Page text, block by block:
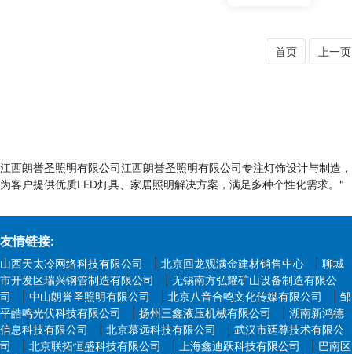
首页 上一页
江西朗誉圣照明有限公司江西朗誉圣照明有限公司专注灯饰设计与制造，
为客户提供优质LED灯具、家居照明解决方案，满足多种个性化需求。"
友情链接:
山西天太冷网络科技有限公司 北京回龙观满金建材销售中心
聊城
市开发区瑞兴钢管制造有限公司
无锡南方弘耀矿山设备制造有限公
司
中山朗誉圣照明有限公司 北京八音合鸣文化传媒有限公司
邹
平皓鸣光伏科技有限公司
扬州三鑫液压机械有限公司
湖南新鸿德
信息科技有限公司
北京慕远科技有限公司
武汉市廷尊技术有限公
司
北京联拓恒盛科技有限公司 上海鑫迪跃科技有限公司
巴南区